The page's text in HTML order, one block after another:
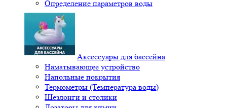
Определение параметров воды
Аксессуары для бассейна
Наматывающее устройство
Напольные покрытия
Термометры (Температура воды)
Шезлонги и столики